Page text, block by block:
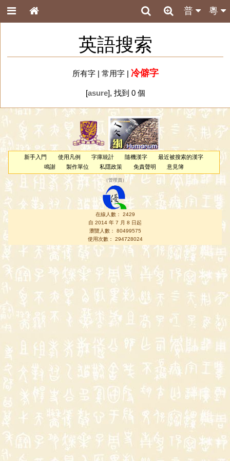
粵
普
英語搜索
所有字| 常用字| 冷僻字
[asure], 找到 0 個
新手入門 使用凡例 字庫統計 隨機漢字
最近被搜索的漢字
鳴謝
製作單位 私隱政策 免責聲明 意見簿
（管理員 ）
在線人數： 2429
自 2014 年 7 月 8 日起
瀏覽人數： 80499575
使用次數： 294728024